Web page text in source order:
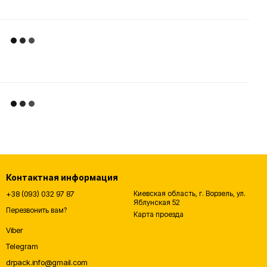
Контактная информация
+38 (093) 032 97 87
Перезвонить вам?
Viber
Telegram
drpack.info@gmail.com
Киевская область, г. Ворзель, ул.
Яблунская 52
Карта проезда